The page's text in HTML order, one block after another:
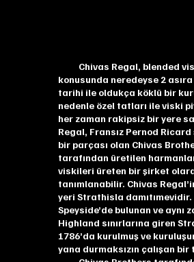
Chivas Regal, blended
konusunda neredeyse 2
tarihi ile oldukça köklü bir
nedenle özel tatları ile viski
her zaman rakipsiz bir yere
Regal, Fransız Pernod
bir parçası olan Chivas
tarafından üretilen
viskileri üreten bir şirket
tanımlanabilir. Chivas
yeri Strathisla damıtımevidir.
Speyside’de bulunan ve aynı
Highland sınırlarına giren
1786’da kurulmuş ve
yana durmaksızın çalışan bir